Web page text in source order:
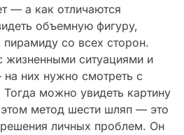
— а как отличаются
объемную фигуру,
со всех сторон.
жизненными ситуациями и
них нужно смотреть с
Тогда можно увидеть картину
метод шести шляп — это
личных проблем. Он